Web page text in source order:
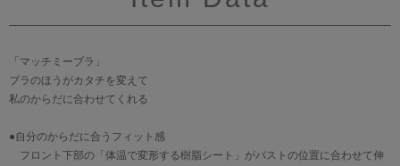
「マッチミーブラ」
ブラのほうがカタチを変えて
私のからだに合わせてくれる
●自分のからだに合うフィット感
フロント下部の「体温で変形する樹脂シート」がバストの位置に合わせて伸